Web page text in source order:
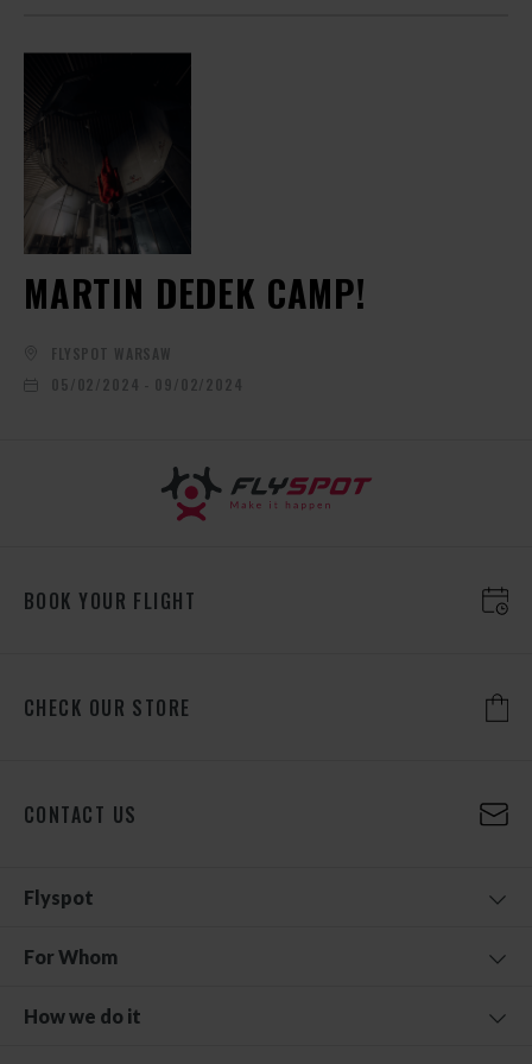
MARTIN DEDEK CAMP!
FLYSPOT WARSAW
05/02/2024 - 09/02/2024
BOOK YOUR FLIGHT
CHECK OUR STORE
CONTACT US
Flyspot
For Whom
How we do it